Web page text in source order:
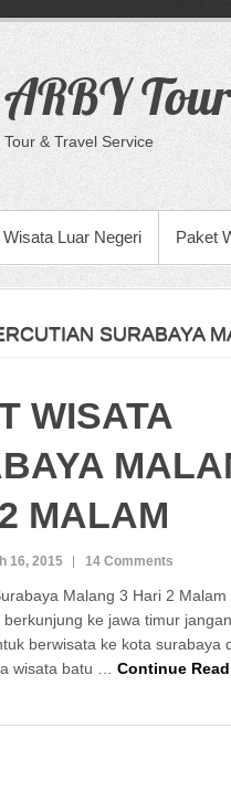
ARBY
Tour & Travel Service
Luar Negeri Paket
SURABAYA
WISATA
MALAM
16, 2015 14 Comments
Malang 3 Hari 2 Malam
ke jawa timur
berwisata ke kota surabaya
wisata batu … Continue